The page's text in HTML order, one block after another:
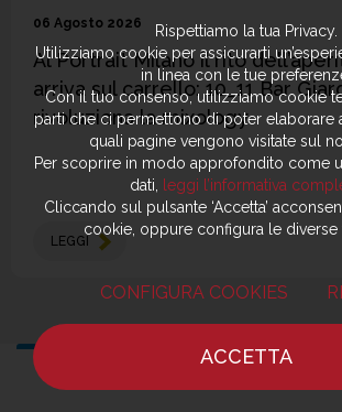
06 Agosto 2026
Al Portrait Milano il rito
arriva sul carrello: 10_11 Bar
rivoluziona la mixology
LEGGI
Torna a Ultime notizie
Rispettiamo la tua Privacy.
Utilizziamo cookie per assicurarti
in linea con le tue
Con il tuo consenso, utilizziamo cookie
parti che ci permettono di poter elaborare
quali pagine vengono visitate sul
Per scoprire in modo approfondito come
dati,
leggi l’informativa
Cliccando sul pulsante ‘Accetta’
cookie, oppure configura le diverse
CONFIGURA COOKIES
ACCETTA